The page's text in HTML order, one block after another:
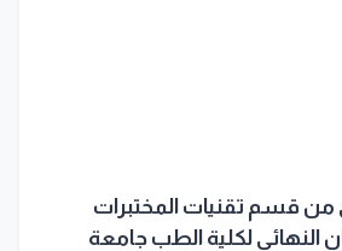
قسم تقنيات المختبرات
النهائي لكلية الطب جامعة